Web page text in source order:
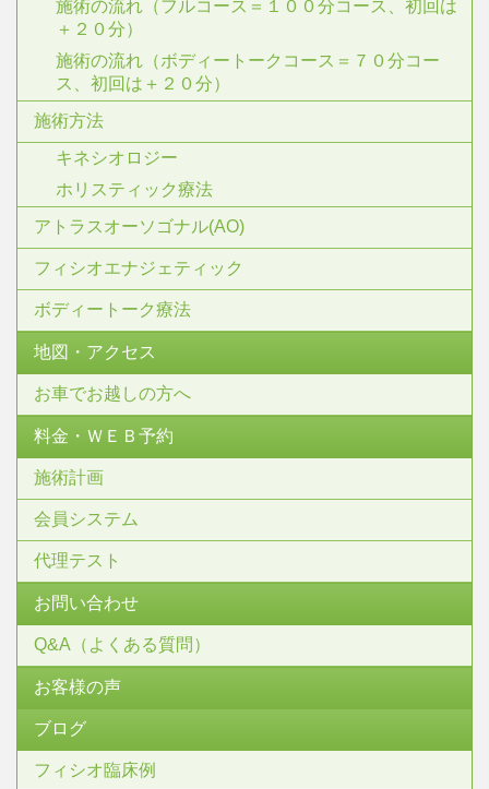
施術の流れ（フルコース＝１００分コース、初回は
＋２０分）
施術の流れ（ボディートークコース＝７０分コー
ス、初回は＋２０分）
施術方法
キネシオロジー
ホリスティック療法
アトラスオーソゴナル(AO)
フィシオエナジェティック
ボディートーク療法
地図・アクセス
お車でお越しの方へ
料金・ＷＥＢ予約
施術計画
会員システム
代理テスト
お問い合わせ
Q&A（よくある質問）
お客様の声
ブログ
フィシオ臨床例